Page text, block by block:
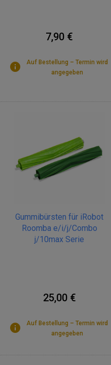
7,90 €
Auf Bestellung – Termin wird
angegeben
Gummibürsten für iRobot
Roomba e/i/j/Combo
j/10max Serie
25,00 €
Auf Bestellung – Termin wird
angegeben